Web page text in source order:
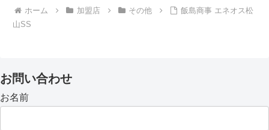
ホーム 加盟店 その他
飯島商事 エネオス松
山SS
お問い合わせ
お名前